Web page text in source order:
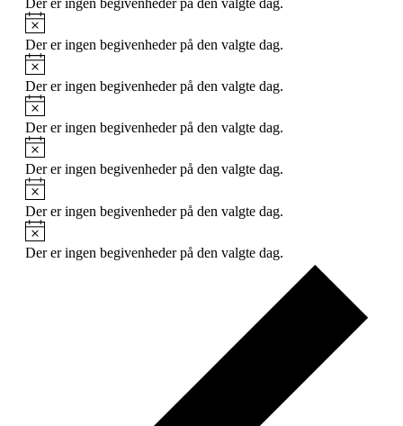
Der er ingen begivenheder på den valgte dag.
Notice
Der er ingen begivenheder på den valgte dag.
Notice
Der er ingen begivenheder på den valgte dag.
Notice
Der er ingen begivenheder på den valgte dag.
Notice
Der er ingen begivenheder på den valgte dag.
Notice
Der er ingen begivenheder på den valgte dag.
Notice
Der er ingen begivenheder på den valgte dag.